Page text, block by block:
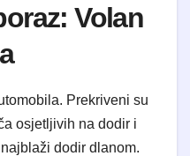
Volan
Prekriveni su
osjetljivih na dodir i
dodir dlanom.